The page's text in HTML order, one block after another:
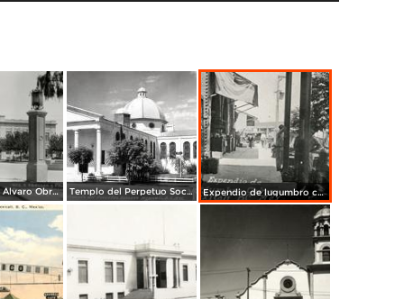
Monumento a Álvaro Obregón y Palacio de Gobierno Templo del Perpetuo Socorro Expendio de lugumbro chino